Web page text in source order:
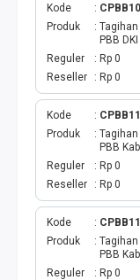
Kode
Produk
PBB
Reguler
Rp 0
Reseller
Rp 0
Kode
Produk
PBB
Reguler
Rp 0
Reseller
Rp 0
Kode
Produk
PBB
Reguler
Rp 0